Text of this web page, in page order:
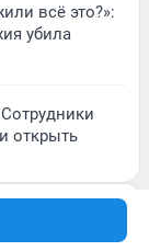
всё это?»:
убила
открыть